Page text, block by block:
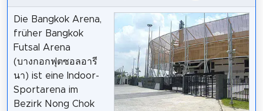
Die Bangkok Arena,
früher Bangkok
Futsal Arena
(บางกอกฟุตซอลอารี
นา) ist eine Indoor-
Sportarena im
Bezirk Nong Chok